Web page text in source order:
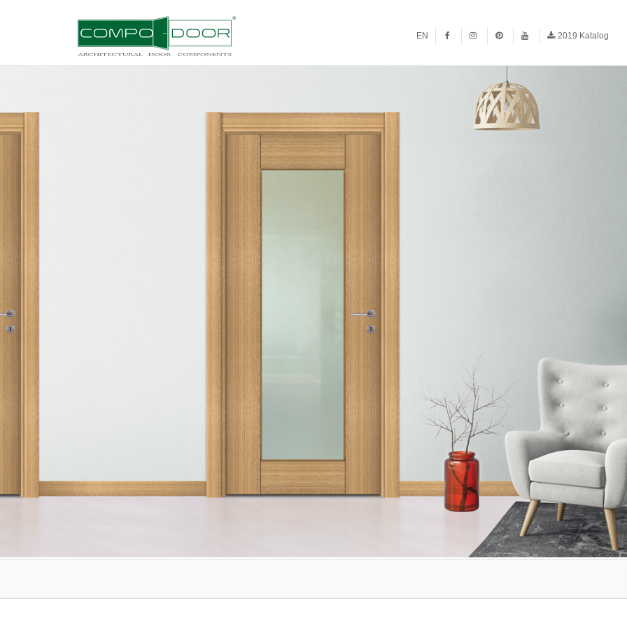
EN 2019 Katalog